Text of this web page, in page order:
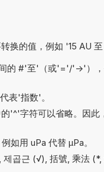
换的值，例如 '15 AU
的 #'至'（或'='/'->'）
表'指数'。
'^'字符可以省略。因此
如用 uPa 代替 µPa。
곱근 (√), 括號, 乘法